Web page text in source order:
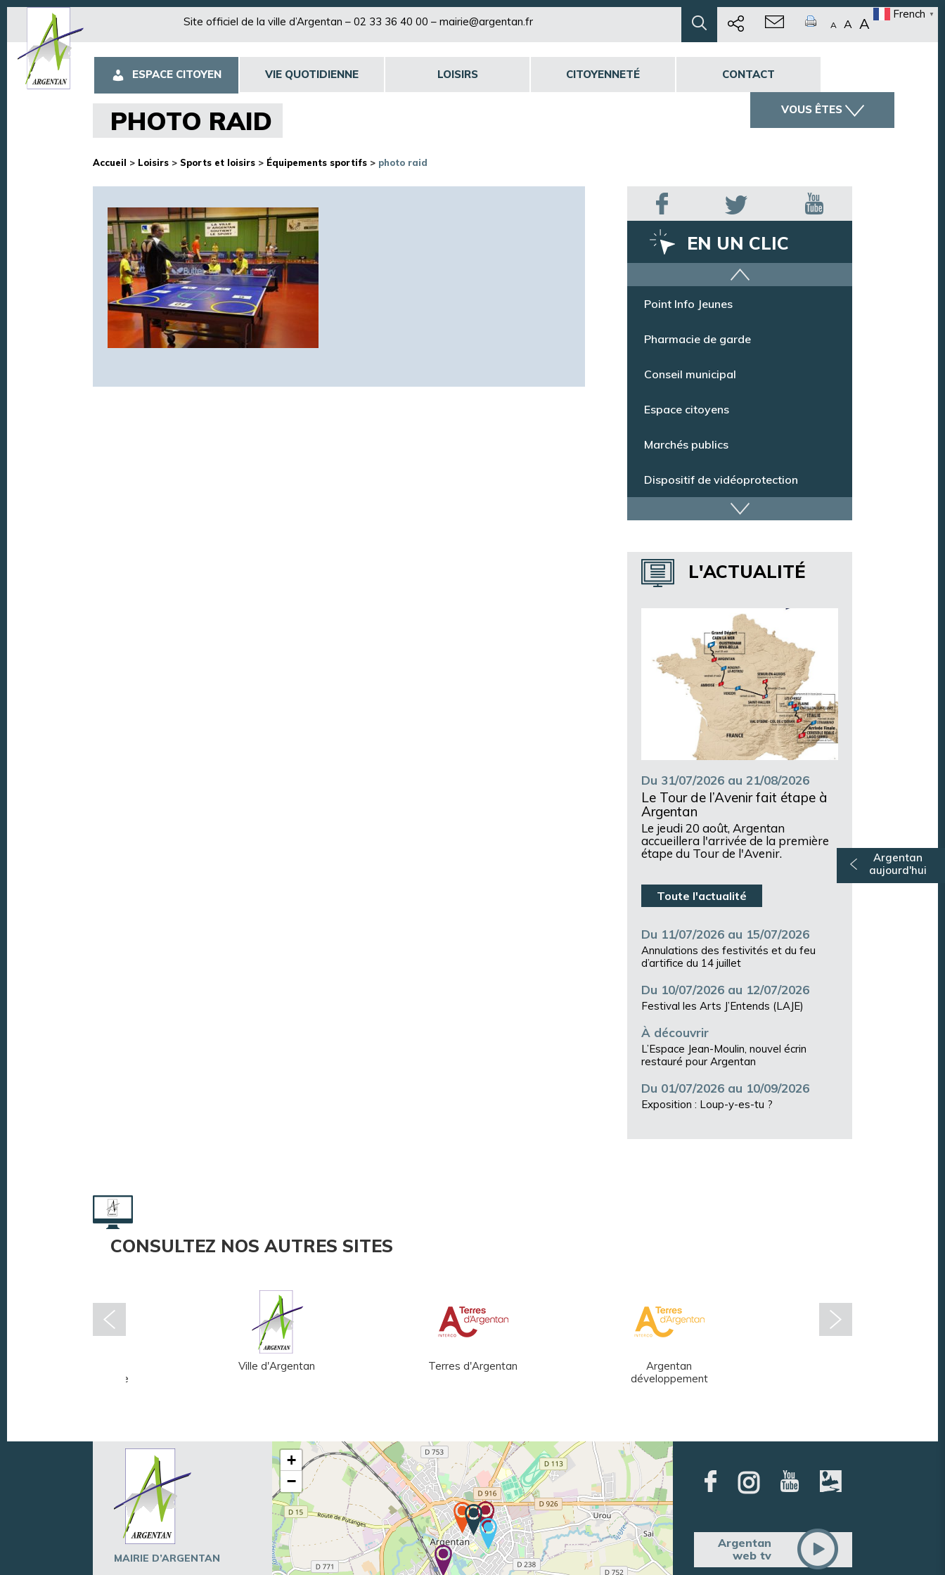
Site officiel de la ville d’Argentan – 02 33 36 40 00 – mairie@argentan.fr A A A
French ▼
ESPACE CITOYEN VIE QUOTIDIENNE LOISIRS CITOYENNETÉ CONTACT
VOUS ÊTES
Argentan
aujourd'hui
PHOTO RAID
Accueil > Loisirs > Sports et loisirs > Équipements sportifs > photo raid
EN UN CLIC
Point Info Jeunes
Pharmacie de garde
Conseil municipal
Espace citoyens
Marchés publics
Dispositif de vidéoprotection
Annuaire des services
Annuaire des associations
Argentan Aujourd’hui
L'ACTUALITÉ
Du 31/07/2026 au 21/08/2026
Le Tour de l’Avenir fait étape à
Argentan
Le jeudi 20 août, Argentan
accueillera l'arrivée de la première
étape du Tour de l'Avenir.
Toute l'actualité
Du 11/07/2026 au 15/07/2026
Annulations des festivités et du feu
d’artifice du 14 juillet
Du 10/07/2026 au 12/07/2026
Festival les Arts J’Entends (LAJE)
À découvrir
L’Espace Jean-Moulin, nouvel écrin
restauré pour Argentan
Du 01/07/2026 au 10/09/2026
Exposition : Loup-y-es-tu ?
CONSULTEZ NOS AUTRES SITES
Léger - André Mare
Ville d'Argentan Terres d'Argentan
Argentan
développement
MAIRIE D’ARGENTAN
+
−
Argentan
web tv